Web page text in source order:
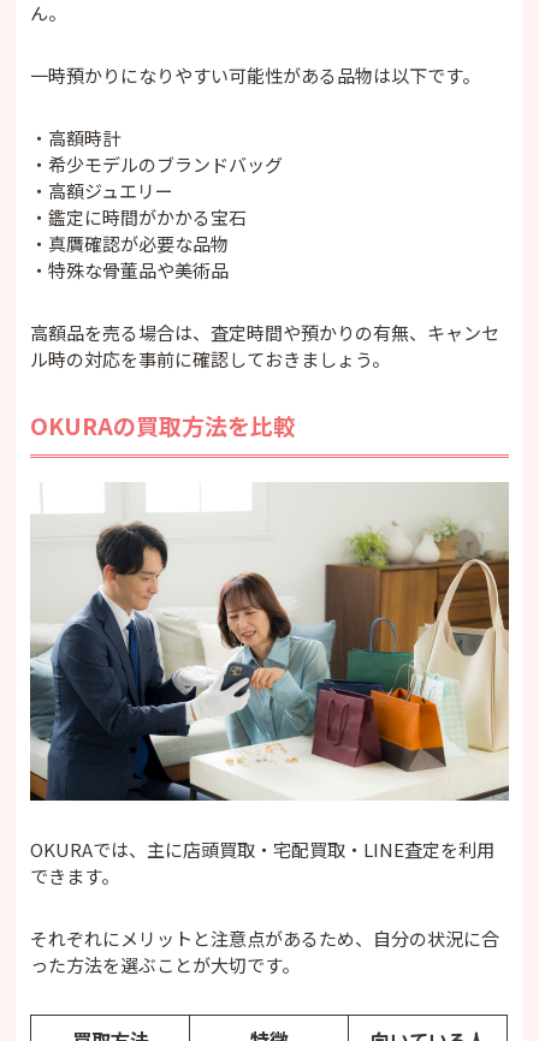
ん。
一時預かりになりやすい可能性がある品物は以下です。
・高額時計
・希少モデルのブランドバッグ
・高額ジュエリー
・鑑定に時間がかかる宝石
・真贋確認が必要な品物
・特殊な骨董品や美術品
高額品を売る場合は、査定時間や預かりの有無、キャンセ
ル時の対応を事前に確認しておきましょう。
OKURAの買取方法を比較
OKURAでは、主に店頭買取・宅配買取・LINE査定を利用
できます。
それぞれにメリットと注意点があるため、自分の状況に合
った方法を選ぶことが大切です。